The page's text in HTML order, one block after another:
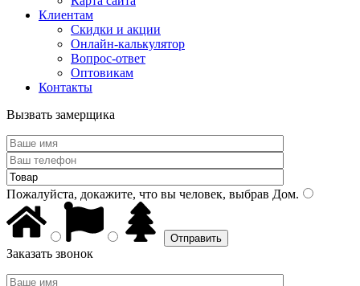
Клиентам
Скидки и акции
Онлайн-калькулятор
Вопрос-ответ
Оптовикам
Контакты
Вызвать замерщика
Пожалуйста, докажите, что вы человек, выбрав Дом.
Заказать звонок